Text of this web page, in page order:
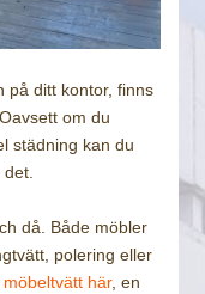
på ditt kontor, finns
om du
städning kan du
då. Både möbler
polering eller
möbeltvätt här, en